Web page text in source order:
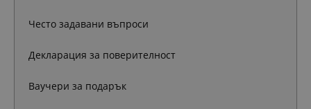
Често задавани въпроси
Декларация за поверителност
Ваучери за подарък